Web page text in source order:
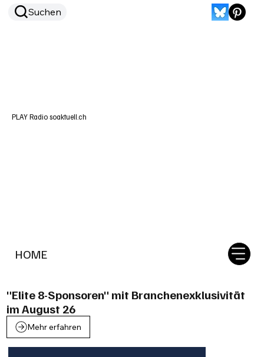
HOME
Suchen
PLAY Radio soaktuell.ch
"Elite 8-Sponsoren" mit Branchenexklusivität
im August 26
Mehr erfahren